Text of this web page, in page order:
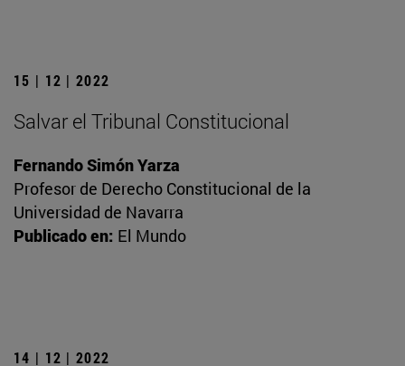
15 | 12 | 2022
Salvar el Tribunal Constitucional
Fernando Simón Yarza
Profesor de Derecho Constitucional de la
Universidad de Navarra
Publicado en: El Mundo
14 | 12 | 2022